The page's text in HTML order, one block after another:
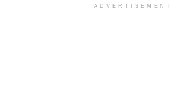
ADVERTISEMENT